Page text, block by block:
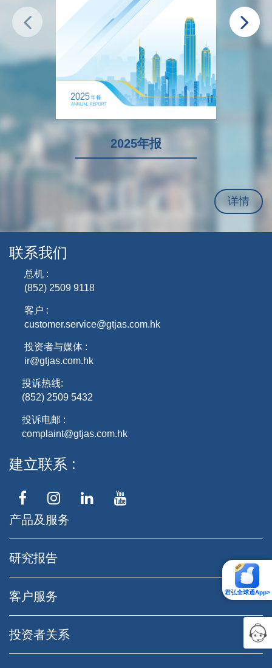
2025年报
详情
君弘全球通App>
联系我们
总机 :
(852) 2509 9118
客户 :
customer.service@gtjas.com.hk
投资者与媒体 :
ir@gtjas.com.hk
投诉热线:
(852) 2509 5432
投诉电邮 :
complaint@gtjas.com.hk
建立联系
产品及服务
研究报告
客户服务
投资者关系